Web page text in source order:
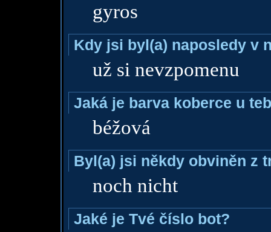
gyros
Kdy jsi byl(a) naposledy v
už si nevzpomenu
Jaká je barva koberce u
béžová
Byl(a) jsi někdy obviněn z
noch nicht
Jaké je Tvé číslo bot?